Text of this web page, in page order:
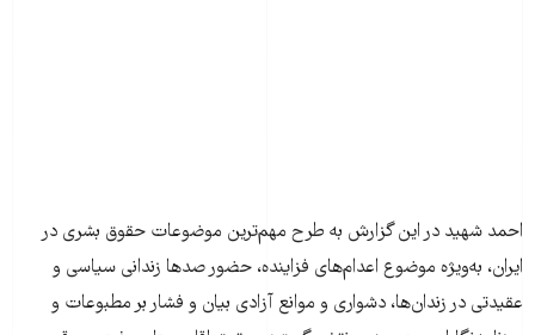
احمد شهید در این گزارش به طرح مهم‌ترین موضوعات حقوق بشری در
ایران، به‌ویژه موضوع اعدام‌های فزاینده، حضور صدها زندانی سیاسی و
عقیدتی در زندان‌ها، دشواری و موانع آزادی بیان و فشار بر مطبوعات و